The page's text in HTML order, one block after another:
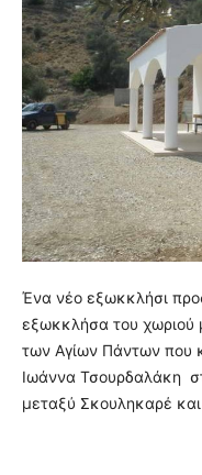
Ένα νέο εξωκκλήσι
εξωκκλήσα του χωριού
των Αγίων Πάντων που
Ιωάννα Τσουρδαλάκη
μεταξύ Σκουληκαρέ